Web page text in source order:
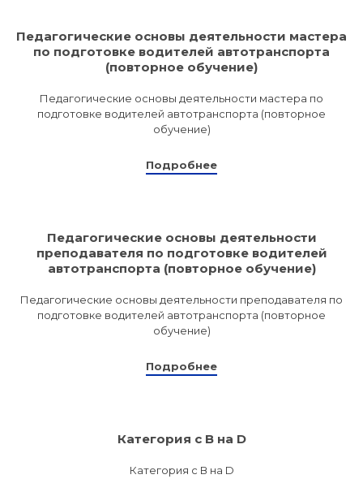
Программы
Программы
Цифровая
Педагогические основы деятельности мастера
по подготовке водителей автотранспорта
(повторное обучение)
Педагогические основы деятельности мастера по
подготовке водителей автотранспорта (повторное
обучение)
Подробнее
Педагогические основы деятельности
преподавателя по подготовке водителей
автотранспорта (повторное обучение)
Педагогические основы деятельности преподавателя по
подготовке водителей автотранспорта (повторное
обучение)
Подробнее
Категория с B на D
Категория с В на D